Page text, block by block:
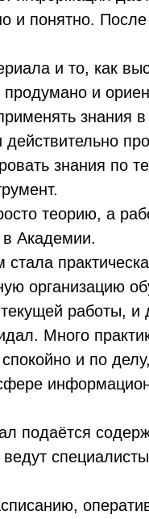
и понятно.
и то, как
и
знания в
знания
теорию, а
Академии.
организацию
работы, и
Много
и по
подаётся